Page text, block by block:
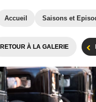
Accueil Saisons et
RETOUR À LA GALERIE